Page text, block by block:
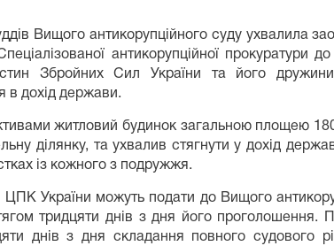
Вищого антикорупційного суду ухвалила
антикорупційної прокуратури
Збройних Сил України та його
в дохід держави.
житловий будинок загальною площею
ділянку, та ухвалив стягнути у дохід
із кожного з подружжя.
ЦПК України можуть подати до Вищого
тридцяти днів з дня його проголошення.
днів з дня складання повного судового